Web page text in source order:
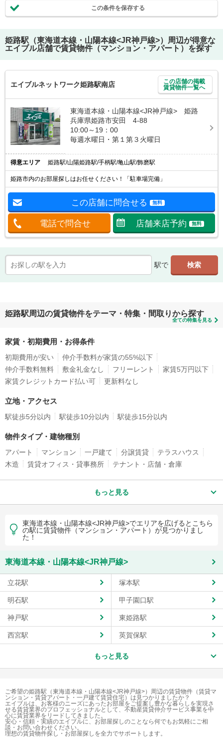
この条件を保存する
姫路駅（東海道本線・山陽本線<JR神戸線>）
周辺が得意な
エイブル店舗で賃貸物件（マンション・アパート）を探す
エイブルネットワーク姫路駅南店
この店舗の掲載
賃貸物件一覧へ
東海道本線・山陽本線<JR神戸線> 姫路
兵庫県姫路市安田 4-88
10:00～19：00
毎週水曜日・第１第３火曜日
得意エリア 姫路駅/山陽姫路駅/手柄駅/亀山駅/飾磨駅
姫路市内のお部屋探しはお任せください！「駐車場完備」
この店舗に問合せる 無料
電話で問合せ 店舗来店予約 無料
駅で
姫路駅周辺の賃貸物件をテーマ・特集・間取りから探す
全ての特集を見る
家賃・初期費用・お得条件
初期費用が安い
仲介手数料が家賃の55%以下
仲介手数料無料
敷金礼金なし フリーレント
家賃5万円以下
家賃クレジットカード払い可
更新料なし
立地・アクセス
駅徒歩5分以内 駅徒歩10分以内 駅徒歩15分以内
物件タイプ・建物種別
アパート マンション 一戸建て 分譲賃貸
テラスハウス
木造
賃貸オフィス・貸事務所 テナント・店舗・倉庫
もっと見る
東海道本線・山陽本線<JR神戸線>でエリアを広げるとこちら
の駅に賃貸物件（マンション・アパート）が見つかりまし
た！
東海道本線・山陽本線<JR神戸線>
立花駅 塚本駅
明石駅 甲子園口駅
神戸駅 東姫路駅
西宮駅 英賀保駅
もっと見る
ご希望の姫路駅（東海道本線・山陽本線<JR神戸線>）周辺の賃貸物件（賃貸マ
ンション・賃貸アパート・一戸建て賃貸住宅）は見つかりましたか？
エイブルは、お客様のニーズにあったお部屋をご提案し豊かな暮らしを実現さ
せる賃貸業界のプロフェッショナルとして、不動産賃貸仲介サービス事業を中
心に賃貸業界をリードしてきました。
安心・信頼・実績のエイブルに、お部屋探しのことなら何でもお気軽にご相
談・お問い合わせください。
理想の賃貸物件探し・お部屋探しを全力でサポートします。